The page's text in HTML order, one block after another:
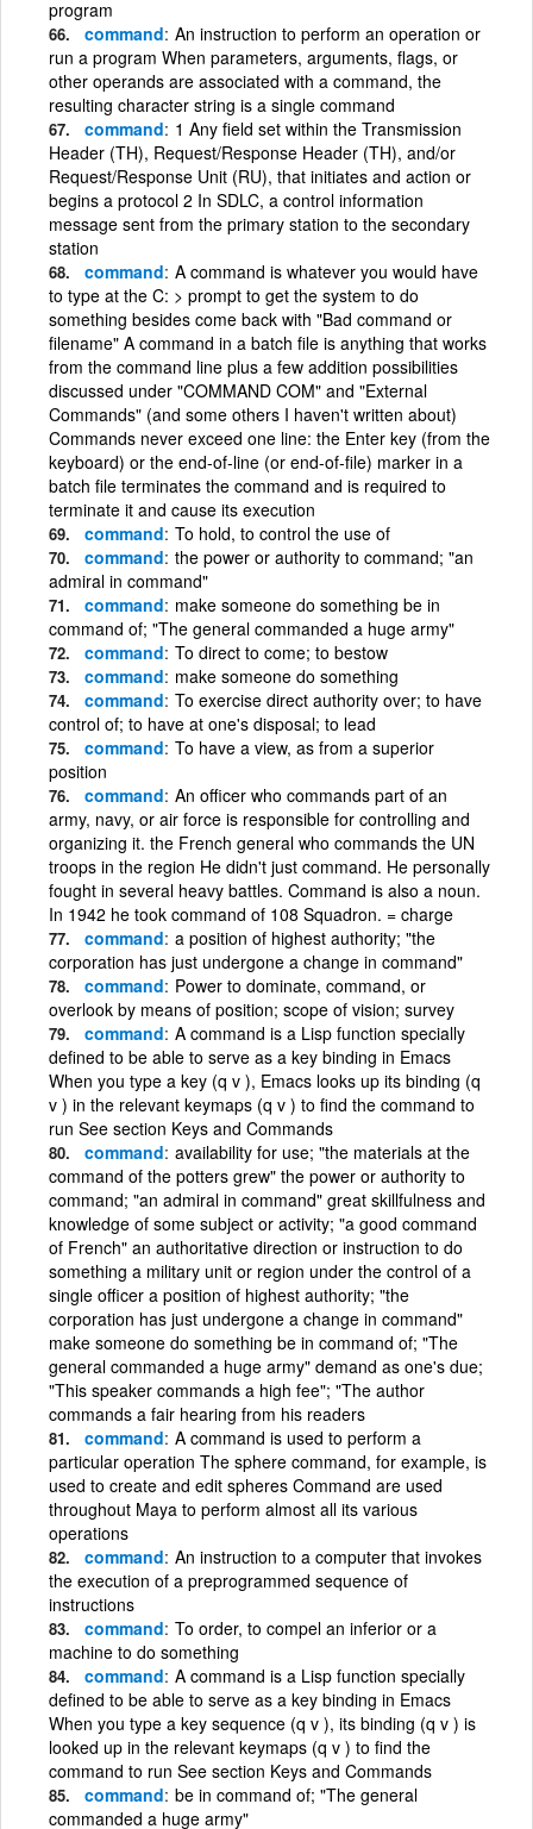
program
command An instruction to perform an operation or
run a program When parameters, arguments, flags, or
other operands are associated with a command, the
resulting character string is a single command
command 1 Any field set within the Transmission
Header (TH), Request/Response Header (TH), and/or
Request/Response Unit (RU), that initiates and action or
begins a protocol 2 In SDLC, a control information
message sent from the primary station to the secondary
station
command A command is whatever you would have
to type at the C: > prompt to get the system to do
something besides come back with "Bad command or
filename" A command in a batch file is anything that works
from the command line plus a few addition possibilities
discussed under "COMMAND COM" and "External
Commands" (and some others I haven't written about)
Commands never exceed one line: the Enter key (from the
keyboard) or the end-of-line (or end-of-file) marker in a
batch file terminates the command and is required to
terminate it and cause its execution
command To hold, to control the use of
command the power or authority to command; "an
admiral in command"
command make someone do something be in
command of; "The general commanded a huge army"
command To direct to come; to bestow
command make someone do something
command To exercise direct authority over; to have
control of; to have at one's disposal; to lead
command To have a view, as from a superior
position
command An officer who commands part of an
army, navy, or air force is responsible for controlling and
organizing it. the French general who commands the UN
troops in the region He didn't just command. He personally
fought in several heavy battles. Command is also a noun.
In 1942 he took command of 108 Squadron. = charge
command a position of highest authority; "the
corporation has just undergone a change in command"
command Power to dominate, command, or
overlook by means of position; scope of vision; survey
command A command is a Lisp function specially
defined to be able to serve as a key binding in Emacs
When you type a key (q v ), Emacs looks up its binding (q
v ) in the relevant keymaps (q v ) to find the command to
run See section Keys and Commands
command availability for use; "the materials at the
command of the potters grew" the power or authority to
command; "an admiral in command" great skillfulness and
knowledge of some subject or activity; "a good command
of French" an authoritative direction or instruction to do
something a military unit or region under the control of a
single officer a position of highest authority; "the
corporation has just undergone a change in command"
make someone do something be in command of; "The
general commanded a huge army" demand as one's due;
"This speaker commands a high fee"; "The author
commands a fair hearing from his readers
command A command is used to perform a
particular operation The sphere command, for example, is
used to create and edit spheres Command are used
throughout Maya to perform almost all its various
operations
command An instruction to a computer that invokes
the execution of a preprogrammed sequence of
instructions
command To order, to compel an inferior or a
machine to do something
command A command is a Lisp function specially
defined to be able to serve as a key binding in Emacs
When you type a key sequence (q v ), its binding (q v ) is
looked up in the relevant keymaps (q v ) to find the
command to run See section Keys and Commands
command be in command of; "The general
commanded a huge army"